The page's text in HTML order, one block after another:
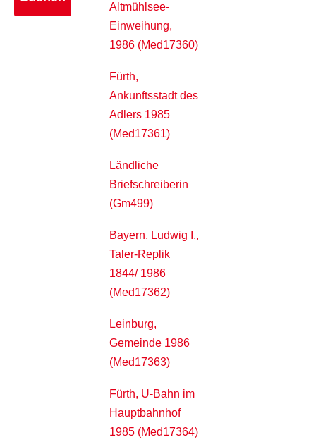
Altmühlsee-
Einweihung,
1986 (Med17360)
Fürth,
Ankunftsstadt des
Adlers 1985
(Med17361)
Ländliche
Briefschreiberin
(Gm499)
Bayern, Ludwig I.,
Taler-Replik
1844/ 1986
(Med17362)
Leinburg,
Gemeinde 1986
(Med17363)
Fürth, U-Bahn im
Hauptbahnhof
1985 (Med17364)